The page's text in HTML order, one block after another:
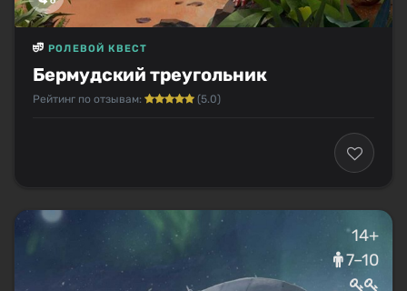
Бермудский треугольник
РОЛЕВОЙ КВЕСТ
Рейтинг по отзывам: (5.0)
14+
7–10